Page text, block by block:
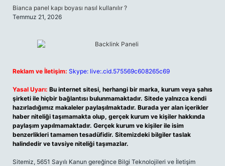
Bianca panel kapı boyası nasıl kullanılır ?
Temmuz 21, 2026
Reklam ve İletişim: Skype: live:.cid.575569c608265c69
Yasal Uyarı: Bu internet sitesi, herhangi bir marka, kurum veya şahıs
şirketi ile hiçbir bağlantısı bulunmamaktadır. Sitede yalnızca kendi
hazırladığımız makaleler paylaşılmaktadır. Burada yer alan içerikler
haber niteliği taşımamakta olup, gerçek kurum ve kişiler hakkında
paylaşım yapılmamaktadır. Gerçek kurum ve kişiler ile isim
benzerlikleri tamamen tesadüfidir. Sitemizdeki bilgiler taslak
halindedir ve tavsiye niteliği taşımazlar.
Sitemiz, 5651 Sayılı Kanun gereğince Bilgi Teknolojileri ve İletişim